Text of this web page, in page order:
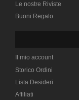
Le nostre Riviste
Buoni Regalo
Il mio account
Storico Ordini
Lista Desideri
Affiliati